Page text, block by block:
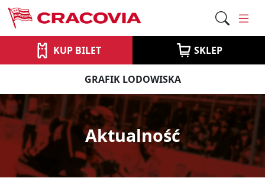
KUP BILET SKLEP
GRAFIK LODOWISKA
Aktualność